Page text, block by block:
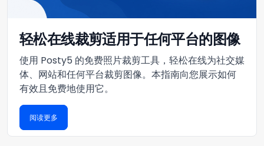
轻松在线裁剪适用于任何平台的图像
使用 Posty5 的免费照片裁剪工具，轻松在线为社交媒
体、网站和任何平台裁剪图像。本指南向您展示如何
有效且免费地使用它。
阅读更多